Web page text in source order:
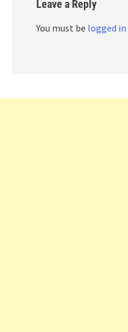
Leave a Reply
You must be logged in